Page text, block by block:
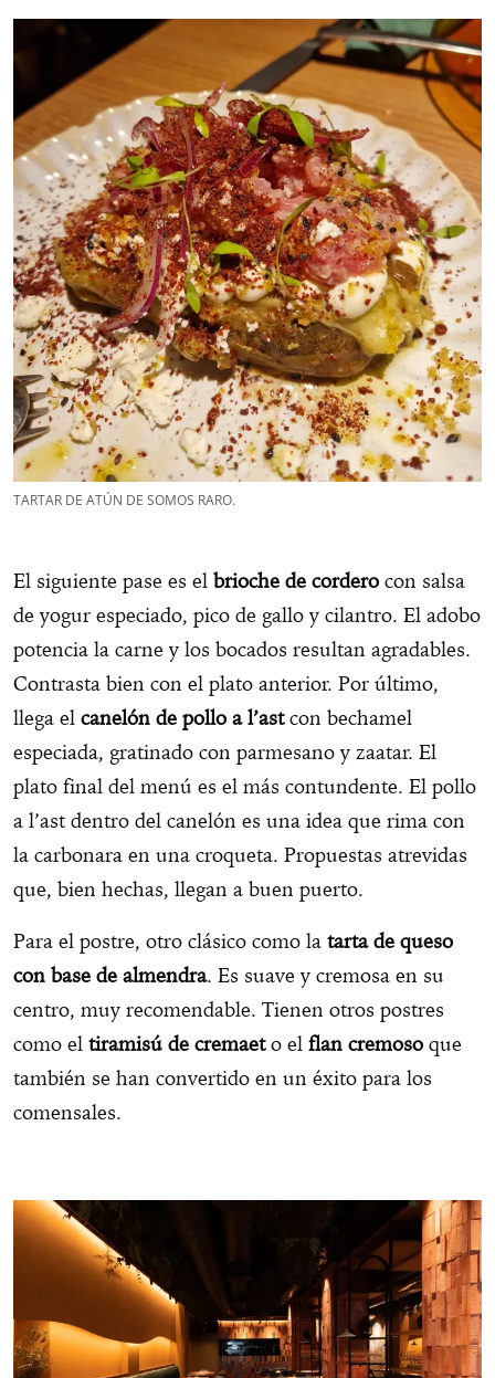
TARTAR DE ATÚN DE SOMOS RARO.
El siguiente pase es el brioche de cordero con salsa
de yogur especiado, pico de gallo y cilantro. El adobo
potencia la carne y los bocados resultan agradables.
Contrasta bien con el plato anterior. Por último,
llega el canelón de pollo a l’astcon bechamel
especiada, gratinado con parmesano y zaatar. El
plato final del menú es el más contundente. El pollo
a l’ast dentro del canelón es una idea que rima con
la carbonara en una croqueta. Propuestas atrevidas
que, bien hechas, llegan a buen puerto.
Para el postre, otro clásico como la tarta de queso
con base de almendra. Es suave y cremosa en su
centro, muy recomendable. Tienen otros postres
como el tiramisú de cremaeto el flan cremoso que
también se han convertido en un éxito para los
comensales.